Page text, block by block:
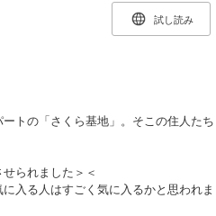
試し読み
トの「さくら基地」。そこの住人たち
られました＞＜
入る人はすごく気に入るかと思われま